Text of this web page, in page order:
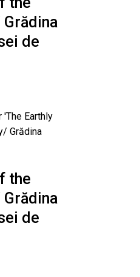
de
the
de